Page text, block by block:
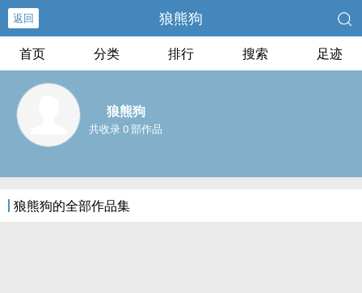
返回 狼熊狗
首页 分类 排行 搜索 足迹
狼熊狗
共收录 0 部作品
狼熊狗的全部作品集